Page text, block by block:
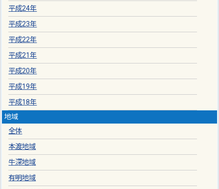
平成24年
平成23年
平成22年
平成21年
平成20年
平成19年
平成18年
地域
全体
本渡地域
牛深地域
有明地域